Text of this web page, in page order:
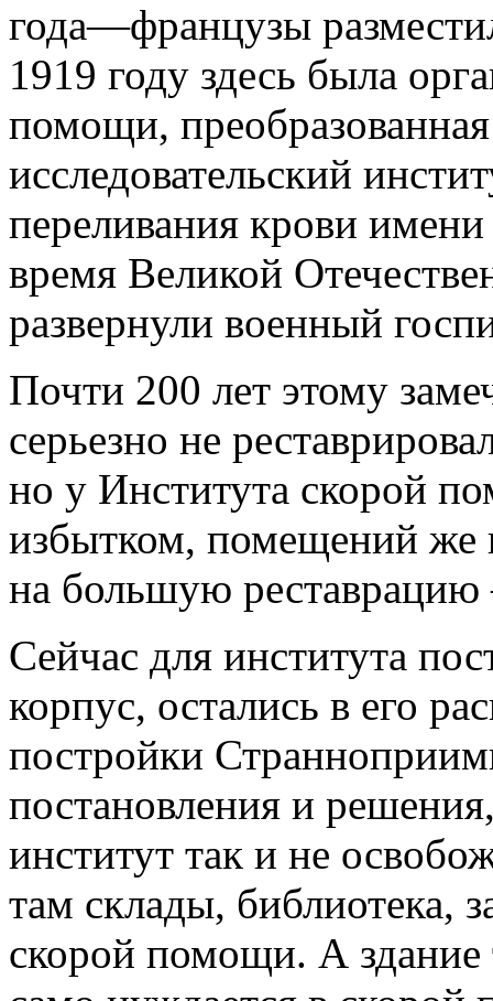
года—французы
1919 году здесь была
помощи,
исследовательский
переливания крови
время Великой
развернули военный
Почти 200 лет этому
серьезно не
но у Института скорой
избытком, помещений же
на большую
Сейчас для института
корпус, остались в его
постройки
постановления и
институт так и не
там склады, библиотека,
скорой помощи. А